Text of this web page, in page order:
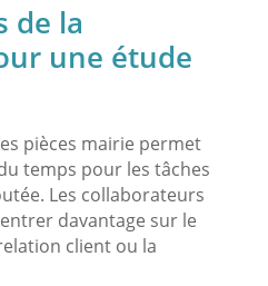
de la
une étude
pièces mairie permet
temps pour les tâches
Les collaborateurs
davantage sur le
client ou la